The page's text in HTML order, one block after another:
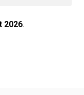
2026.